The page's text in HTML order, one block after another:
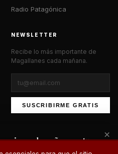
Radio Patagónica
NEWSLETTER
Recibe lo más importante de
Magallanes cada mañana.
SUSCRIBIRME GRATIS
los derechos reservados.
mejor cada mañana en tu
×